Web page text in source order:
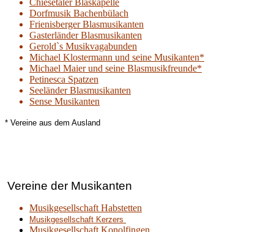
Dorfmusik Bachenbülach
Frienisberger Blasmusikanten
Gasterländer Blasmusikanten
Gerold`s Musikvagabunden
Michael Klostermann und seine Musikanten*
Michael Maier und seine Blasmusikfreunde*
Petinesca Spatzen
Seeländer Blasmusikanten
Sense Musikanten
* Vereine aus dem Ausland
Vereine der Musikanten
Musikgesellschaft Habstetten
Musikgesellschaft Kerzers
Musikgesellschaft Konolfingen